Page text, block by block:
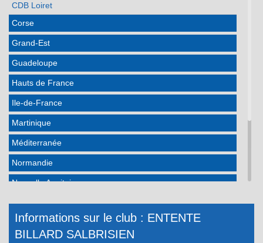
CDB Loiret
Corse
Grand-Est
Guadeloupe
Hauts de France
Ile-de-France
Martinique
Méditerranée
Normandie
Nouvelle Aquitaine
Occitanie
Pays de la Loire
Informations sur le club : ENTENTE
BILLARD SALBRISIEN